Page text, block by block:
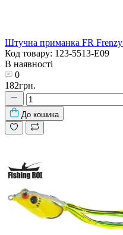
Штучна приманка FR
Код товару: 123-5513-E09
В наявності
0
182грн.
До кошика